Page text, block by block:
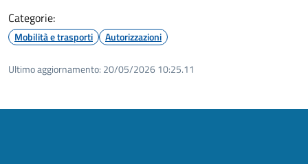
Categorie:
Mobilità e trasporti Autorizzazioni
Ultimo aggiornamento: 20/05/2026 10:25.11